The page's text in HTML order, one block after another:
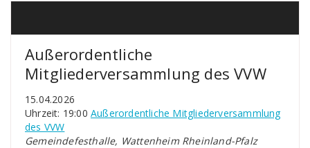
Außerordentliche
Mitgliederversammlung des VVW
15.04.2026
Uhrzeit: 19:00 Außerordentliche Mitgliederversammlung
des VVW
Gemeindefesthalle, Wattenheim Rheinland-Pfalz